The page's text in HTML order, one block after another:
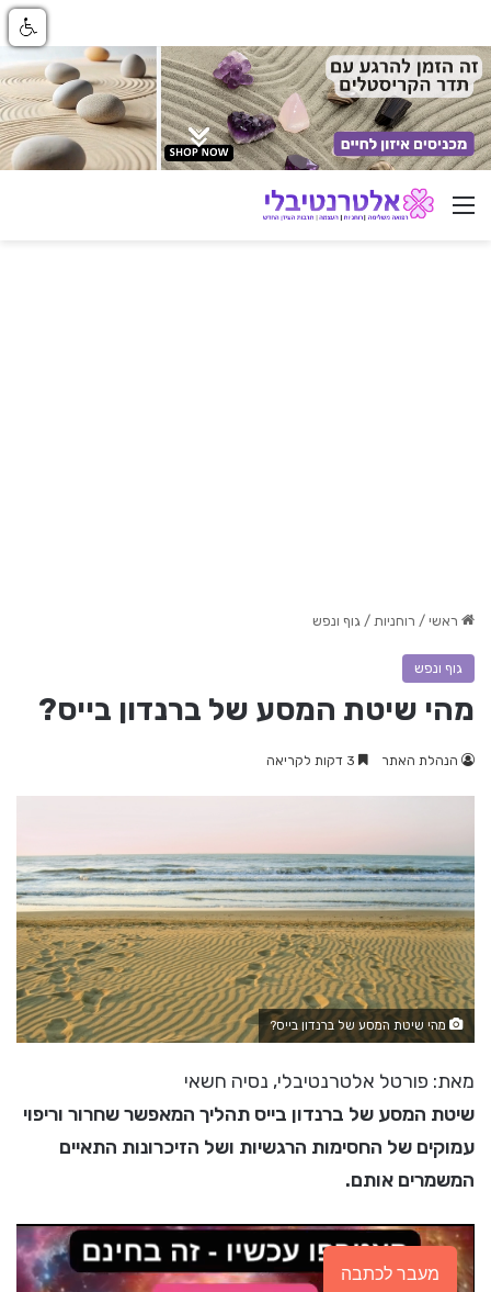
ניווט באתר
ראשי / רוחניות / גוף ונפש
גוף ונפש
מהי שיטת המסע של ברנדון בייס?
הנהלת האתר
מהי שיטת המסע של ברנדון בייס?
מאת: פורטל אלטרנטיבלי, נסיה חשאי
שיטת המסע של ברנדון בייס תהליך המאפשר שחרור וריפוי
עמוקים של החסימות הרגשיות ושל הזיכרונות התאיים
המשמרים אותם.
מעבר לכתבה